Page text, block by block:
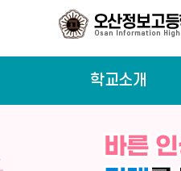
학교소개